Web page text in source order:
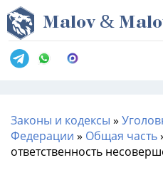
Malov & M
Законы и кодексы »
Федерации » Общая часть
ответственность